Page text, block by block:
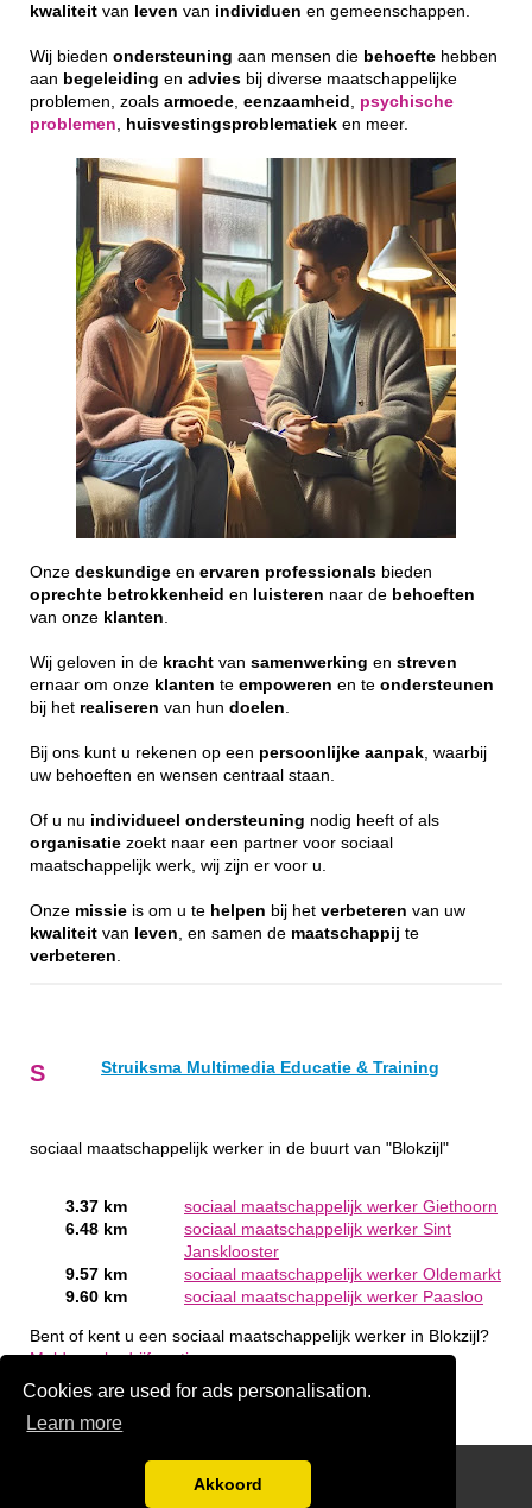
Cookies are used for ads personalisation.
Learn more
Akkoord
kwaliteit van leven van individuen en gemeenschappen.
Wij bieden ondersteuning aan mensen die behoefte hebben
aan begeleiding en advies bij diverse maatschappelijke
problemen, zoals armoede eenzaamheid
psychische
problemen
huisvestingsproblematiek en meer.
Onze deskundige en ervaren professionals bieden
oprechte betrokkenheid en luisteren naar de behoeften
van onze klanten
Wij geloven in de kracht van samenwerking en streven
ernaar om onze klanten te empoweren en te ondersteunen
bij het realiseren van hun doelen
Bij ons kunt u rekenen op een persoonlijke aanpak , waarbij
uw behoeften en wensen centraal staan.
Of u nu individueel ondersteuning nodig heeft of als
organisatie zoekt naar een partner voor sociaal
maatschappelijk werk, wij zijn er voor u.
Onze missie is om u te helpen bij het verbeteren van uw
kwaliteit van leven , en samen de maatschappij te
verbeteren
S Struiksma Multimedia Educatie & Training
sociaal maatschappelijk werker in de buurt van "Blokzijl"
3.37 km
sociaal maatschappelijk werker Giethoorn
6.48 km
sociaal maatschappelijk werker Sint
Jansklooster
9.57 km
sociaal maatschappelijk werker Oldemarkt
9.60 km
sociaal maatschappelijk werker Paasloo
Bent of kent u een sociaal maatschappelijk werker in Blokzijl?
Meld een bedrijf gratis aan